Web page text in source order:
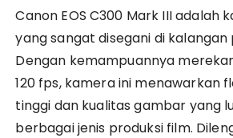
Canon EOS C300 Mark III adalah
yang sangat disegani di kalangan
Dengan kemampuannya
120 fps, kamera ini menawarkan
tinggi dan kualitas gambar yang
berbagai jenis produksi film.